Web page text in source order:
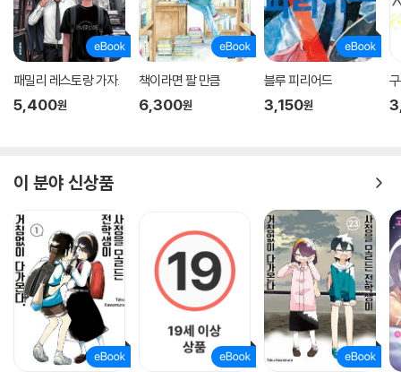
패밀리 레스토랑 가자.
5,400원
책이라면 팔 만큼
6,300원
블루 피리어드
3,150원
이 분야 신상품